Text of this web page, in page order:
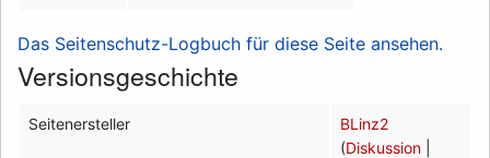
Das Seitenschutz-Logbuch für diese Seite ansehen.
Versionsgeschichte
Seitenersteller
BLinz2
(Diskussion